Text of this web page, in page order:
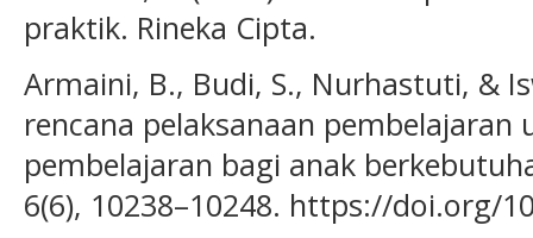
praktik. Rineka Cipta.
Armaini, B., Budi, S., Nurhastuti, &
rencana pelaksanaan
pembelajaran bagi anak
6(6), 10238–10248. https://doi.org/